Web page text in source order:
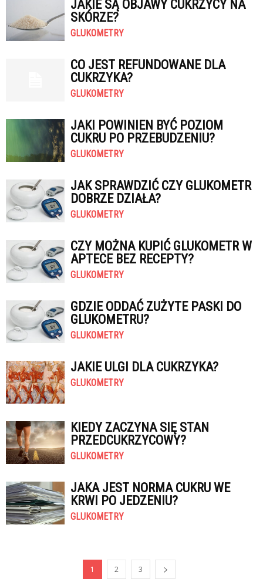
JAKIE SĄ OBJAWY CUKRZYCY NA
SKÓRZE?
GLUKOMETRY
CO JEST REFUNDOWANE DLA
CUKRZYKA?
GLUKOMETRY
JAKI POWINIEN BYĆ POZIOM
CUKRU PO PRZEBUDZENIU?
GLUKOMETRY
JAK SPRAWDZIĆ CZY GLUKOMETR
DOBRZE DZIAŁA?
GLUKOMETRY
CZY MOŻNA KUPIĆ GLUKOMETR W
APTECE BEZ RECEPTY?
GLUKOMETRY
GDZIE ODDAĆ ZUŻYTE PASKI DO
GLUKOMETRU?
GLUKOMETRY
JAKIE ULGI DLA CUKRZYKA?
GLUKOMETRY
KIEDY ZACZYNA SIĘ STAN
PRZEDCUKRZYCOWY?
GLUKOMETRY
JAKA JEST NORMA CUKRU WE
KRWI PO JEDZENIU?
GLUKOMETRY
1 2 3